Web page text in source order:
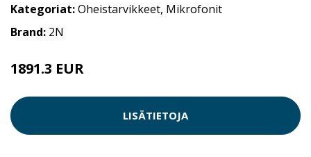
Kategoriat:Oheistarvikkeet, Mikrofonit
Brand: 2N
1891.3 EUR
LISÄTIETOJA